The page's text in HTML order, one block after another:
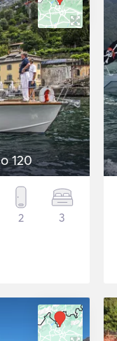
120
2 3